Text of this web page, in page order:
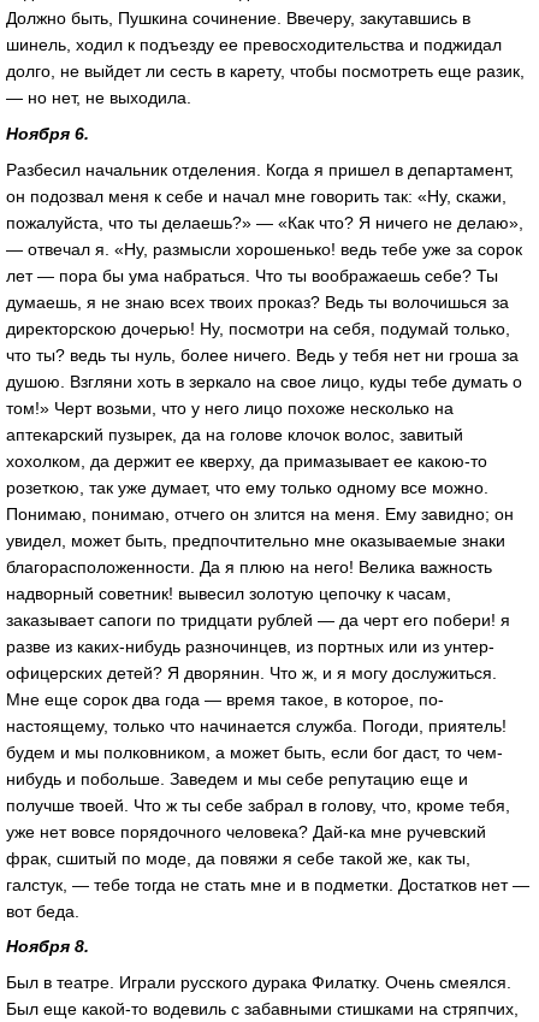
Должно быть, Пушкина сочинение. Ввечеру, закутавшись в
шинель, ходил к подъезду ее превосходительства и поджидал
долго, не выйдет ли сесть в карету, чтобы посмотреть еще разик,
— но нет, не выходила.
Ноября 6.
Разбесил начальник отделения. Когда я пришел в департамент,
он подозвал меня к себе и начал мне говорить так: «Ну, скажи,
пожалуйста, что ты делаешь?» — «Как что? Я ничего не делаю»,
— отвечал я. «Ну, размысли хорошенько! ведь тебе уже за сорок
лет — пора бы ума набраться. Что ты воображаешь себе? Ты
думаешь, я не знаю всех твоих проказ? Ведь ты волочишься за
директорскою дочерью! Ну, посмотри на себя, подумай только,
что ты? ведь ты нуль, более ничего. Ведь у тебя нет ни гроша за
душою. Взгляни хоть в зеркало на свое лицо, куды тебе думать о
том!» Черт возьми, что у него лицо похоже несколько на
аптекарский пузырек, да на голове клочок волос, завитый
хохолком, да держит ее кверху, да примазывает ее какою-то
розеткою, так уже думает, что ему только одному все можно.
Понимаю, понимаю, отчего он злится на меня. Ему завидно; он
увидел, может быть, предпочтительно мне оказываемые знаки
благорасположенности. Да я плюю на него! Велика важность
надворный советник! вывесил золотую цепочку к часам,
заказывает сапоги по тридцати рублей — да черт его побери! я
разве из каких-нибудь разночинцев, из портных или из унтер-
офицерских детей? Я дворянин. Что ж, и я могу дослужиться.
Мне еще сорок два года — время такое, в которое, по-
настоящему, только что начинается служба. Погоди, приятель!
будем и мы полковником, а может быть, если бог даст, то чем-
нибудь и побольше. Заведем и мы себе репутацию еще и
получше твоей. Что ж ты себе забрал в голову, что, кроме тебя,
уже нет вовсе порядочного человека? Дай-ка мне ручевский
фрак, сшитый по моде, да повяжи я себе такой же, как ты,
галстук, — тебе тогда не стать мне и в подметки. Достатков нет —
вот беда.
Ноября 8.
Был в театре. Играли русского дурака Филатку. Очень смеялся.
Был еще какой-то водевиль с забавными стишками на стряпчих,